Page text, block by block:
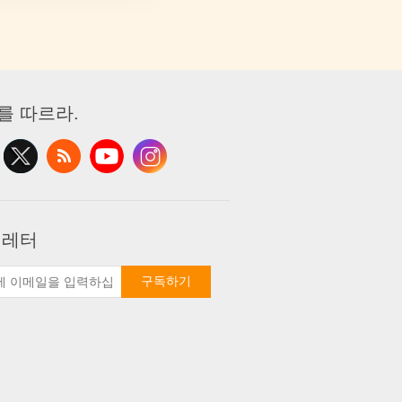
따르라.
터
구독하기